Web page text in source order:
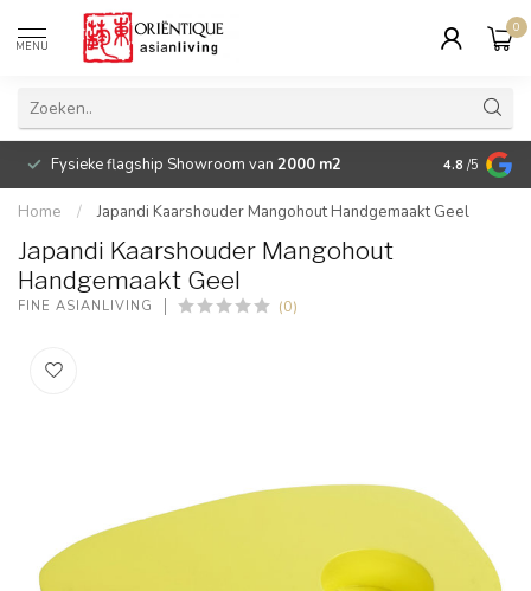
MENU
0
Fysieke flagship Showroom van 2000 m2 Betaalbare
4.8 /5
Home / Japandi Kaarshouder Mangohout Handgemaakt Geel
Japandi Kaarshouder Mangohout
Handgemaakt Geel
FINE ASIANLIVING (0)